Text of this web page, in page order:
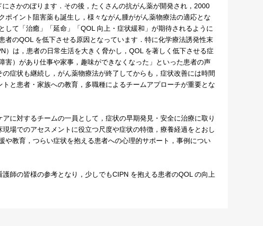
さかのぼります．その後，たくさんの抗がん薬が開発され，2000
イント阻害薬も誕生し，様々ながん腫ががん薬物療法の適応とな
て「治癒」「延命」「QOL 向上・症状緩和」が期待されるように
のQOL を低下させる原因となっています．特に化学療法誘発性末
は，患者の日常生活を大きく脅かし，QOL を著しく低下させる症
）があり仕事や家事，趣味ができなくなった」といった患者の声
症状も継続し，がん薬物療法が終了してからも，症状改善には時間
と患者・家族への教育，多職種によるチームアプローチが重要とな
に対するチームの一員として，症状の早期発見・安全に治療に取り
場でのアセスメントに役立つ尺度や症状の特徴，療養経過をとおし
教育，つらい症状を抱える患者への心理的サポート，事例につい
師の皆様の参考となり，少しでもCIPN を抱える患者のQOL の向上